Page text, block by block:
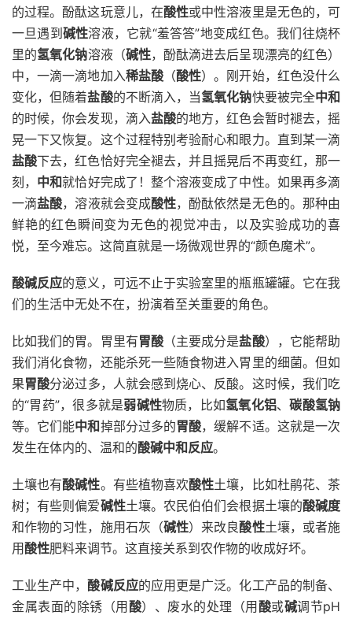
的过程。酚酞这玩意儿，在酸性或中性溶液里是无色的，可
一旦遇到 碱性溶液，它就“羞答答”地变成红色。我们往烧杯
里的氢氧化钠溶液（碱性，酚酞滴进去后呈现漂亮的红色）
中，一滴一滴地加入稀盐酸（酸性）。刚开始，红色没什么
变化，但随着盐酸的不断滴入，当氢氧化钠快要被完全中和
的时候，你会发现，滴入盐酸的地方，红色会暂时褪去，摇
晃一下又恢复。这个过程特别考验耐心和眼力。直到某一滴
盐酸下去，红色恰好完全褪去，并且摇晃后不再变红，那一
刻， 中和就恰好完成了！整个溶液变成了中性。如果再多滴
一滴盐酸，溶液就会变成酸性，酚酞依然是无色的。那种由
鲜艳的红色瞬间变为无色的视觉冲击，以及实验成功的喜
悦，至今难忘。这简直就是一场微观世界的“颜色魔术”。
酸碱反应的意义，可远不止于实验室里的瓶瓶罐罐。它在我
们的生活中无处不在，扮演着至关重要的角色。
比如我们的胃。胃里有胃酸（主要成分是盐酸），它能帮助
我们消化食物，还能杀死一些随食物进入胃里的细菌。但如
果胃酸分泌过多，人就会感到烧心、反酸。这时候，我们吃
的“胃药”，很多就是弱碱性物质，比如氢氧化铝、碳酸氢钠
等。它们能中和掉部分过多的胃酸，缓解不适。这就是一次
发生在体内的、温和的酸碱中和反应。
土壤也有酸碱性。有些植物喜欢酸性土壤，比如杜鹃花、茶
树；有些则偏爱碱性土壤。农民伯伯们会根据土壤的酸碱度
和作物的习性，施用石灰（碱性）来改良酸性土壤，或者施
用酸性肥料来调节。这直接关系到农作物的收成好坏。
工业生产中，酸碱反应的应用更是广泛。化工产品的制备、
金属表面的除锈（用 酸）、废水的处理（用 酸或碱调节pH